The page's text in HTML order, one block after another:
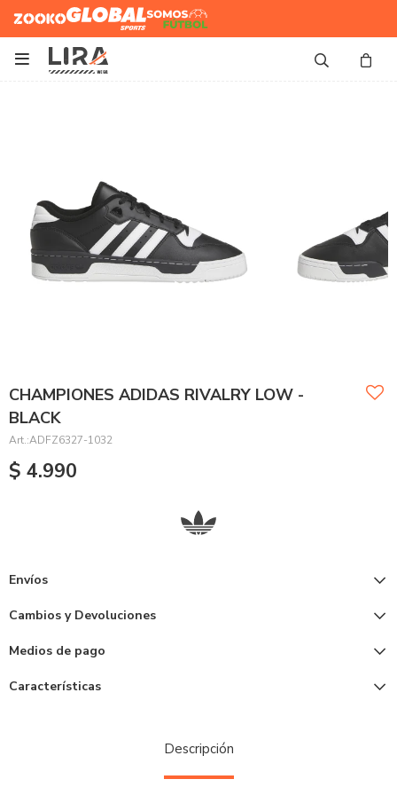
Zooko Global Sports
Somos
Futbol

CHAMPIONES ADIDAS RIVALRY LOW -
BLACK
ADFZ6327-1032
$ 4.990
Envíos
Cambios y Devoluciones
Medios de pago
Características
Descripción